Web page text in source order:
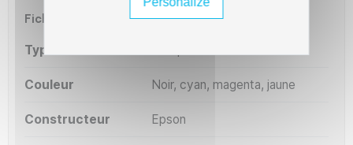
Fiche technique
Type
Couleur Noir, cyan, magenta, jaune
Constructeur Epson